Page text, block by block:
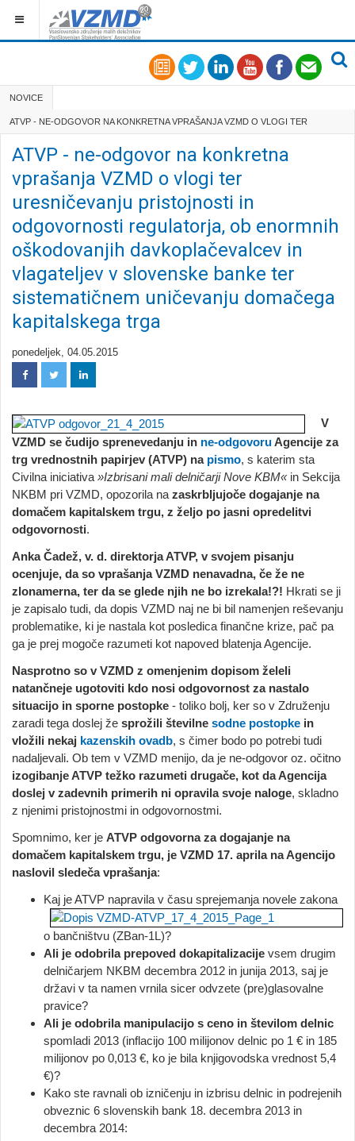
NOVICE
ATVP - NE-ODGOVOR NA KONKRETNA VPRAŠANJA VZMD O VLOGI TER
URESNIČEVANJU PRISTOJNOSTI IN ODGOVORNOST...
ATVP - ne-odgovor na konkretna
vprašanja VZMD o vlogi ter
uresničevanju pristojnosti in
odgovornosti regulatorja, ob enormnih
oškodovanjih davkoplačevalcev in
vlagateljev v slovenske banke ter
sistematičnem uničevanju domačega
kapitalskega trga
ponedeljek, 04.05.2015
V
VZMD se čudijo sprenevedanju in ne-odgovoruAgencije za
trg vrednostnih papirjev (ATVP) na pismo, s katerim sta
Civilna iniciativa »Izbrisani mali delničarji Nove KBM«in Sekcija
NKBM pri VZMD, opozorila na zaskrbljujoče dogajanje na
domačem kapitalskem trgu, z željo po jasni opredelitvi
odgovornosti.
Anka Čadež, v. d. direktorja ATVP, v svojem pisanju
ocenjuje, da so vprašanja VZMD nenavadna, če že ne
zlonamerna, ter da se glede njih ne bo izrekala!?! Hkrati se ji
je zapisalo tudi, da dopis VZMD naj ne bi bil namenjen reševanju
problematike, ki je nastala kot posledica finančne krize, pač pa
ga je prej mogoče razumeti kot napoved blatenja Agencije.
Nasprotno so v VZMD z omenjenim dopisom želeli
natančneje ugotoviti kdo nosi odgovornost za nastalo
situacijo in sporne postopke - toliko bolj, ker so v Združenju
zaradi tega doslej že sprožili številne sodne postopke in
vložili nekaj kazenskih ovadb, s čimer bodo po potrebi tudi
nadaljevali. Ob tem v VZMD menijo, da je ne-odgovor oz. očitno
izogibanje ATVP težko razumeti drugače, kot da Agencija
doslej v zadevnih primerih ni opravila svoje naloge, skladno
z njenimi pristojnostmi in odgovornostmi.
Spomnimo, ker je ATVP odgovorna za dogajanje na
domačem kapitalskem trgu, je VZMD 17. aprila na Agencijo
naslovil sledeča vprašanja:
Kaj je ATVP napravila v času sprejemanja novele zakona
o bančništvu (ZBan-1L)?
Ali je odobrila prepoved dokapitalizacije vsem drugim
delničarjem NKBM decembra 2012 in junija 2013, saj je
državi v ta namen vrnila sicer odvzete (pre)glasovalne
pravice?
Ali je odobrila manipulacijo s ceno in številom delnic
spomladi 2013 (inflacijo 100 milijonov delnic po 1 € in 185
milijonov po 0,013 €, ko je bila knjigovodska vrednost 5,4
€)?
Kako ste ravnali ob izničenju in izbrisu delnic in podrejenih
obveznic 6 slovenskih bank 18. decembra 2013 in
decembra 2014: